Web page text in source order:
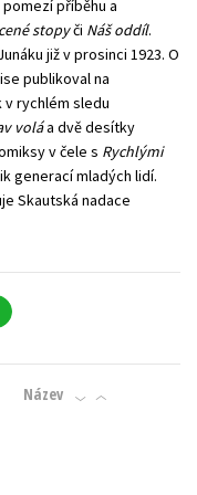
příběhu a
stopyči Náš oddíl.
již v prosinci 1923. O
publikoval na
v rychlém sledu
voláa dvě desítky
v čele s Rychlými
generací mladých lidí.
Skautská nadace
Název